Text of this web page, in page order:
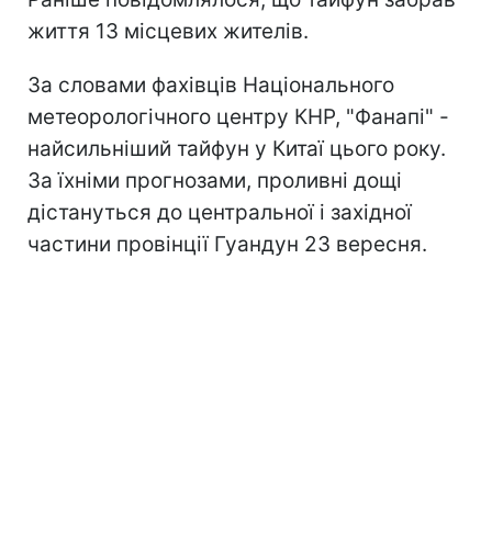
життя 13 місцевих жителів.
За словами фахівців Національного
метеорологічного центру КНР, "Фанапі" -
найсильніший тайфун у Китаї цього року.
За їхніми прогнозами, проливні дощі
дістануться до центральної і західної
частини провінції Гуандун 23 вересня.